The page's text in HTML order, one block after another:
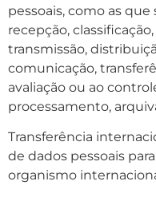
pessoais, como as
recepção,
transmissão,
comunicação,
avaliação ou ao
processamento,
Transferência
de dados pessoais
organismo